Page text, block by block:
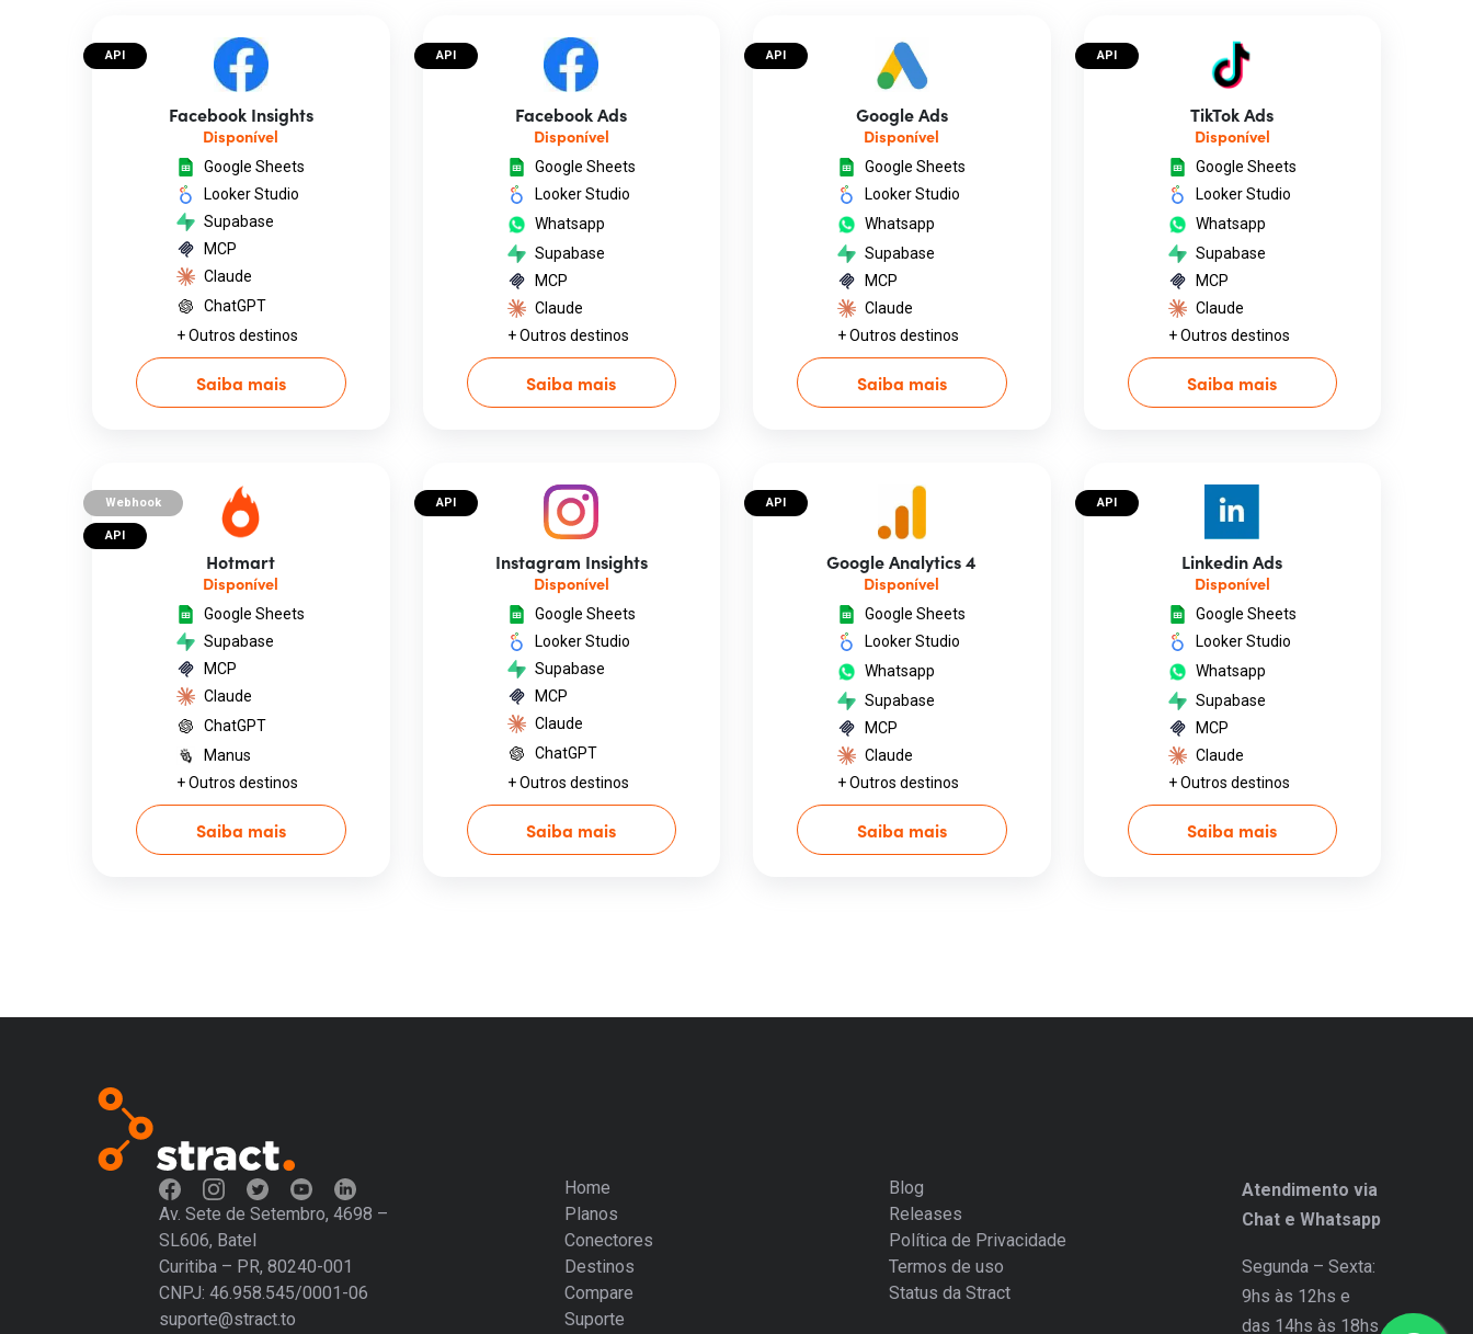
API
Facebook Insights
Disponível
Google Sheets
Looker Studio
Supabase
MCP
Claude
ChatGPT
+ Outros destinos
Saiba mais
API
Facebook Ads
Disponível
Google Sheets
Looker Studio
Whatsapp
Supabase
MCP
Claude
+ Outros destinos
Saiba mais
API
Google Ads
Disponível
Google Sheets
Looker Studio
Whatsapp
Supabase
MCP
Claude
+ Outros destinos
Saiba mais
API
TikTok Ads
Disponível
Google Sheets
Looker Studio
Whatsapp
Supabase
MCP
Claude
+ Outros destinos
Saiba mais
Webhook
API
Hotmart
Disponível
Google Sheets
Supabase
MCP
Claude
ChatGPT
Manus
+ Outros destinos
Saiba mais
API
Instagram Insights
Disponível
Google Sheets
Looker Studio
Supabase
MCP
Claude
ChatGPT
+ Outros destinos
Saiba mais
API
Google Analytics 4
Disponível
Google Sheets
Looker Studio
Whatsapp
Supabase
MCP
Claude
+ Outros destinos
Saiba mais
API
Linkedin Ads
Disponível
Google Sheets
Looker Studio
Whatsapp
Supabase
MCP
Claude
+ Outros destinos
Saiba mais
Av. Sete de Setembro, 4698 –
SL606, Batel
Curitiba – PR, 80240-001
CNPJ: 46.958.545/0001-06
suporte@stract.to
Home
Planos
Conectores
Destinos
Compare
Suporte
Blog
Releases
Política de Privacidade
Termos de uso
Status da Stract
Atendimento via
Chat e Whatsapp
Segunda – Sexta:
9hs às 12hs e
das 14hs às 18hs